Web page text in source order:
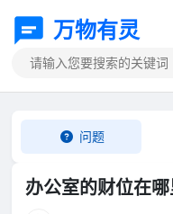
万物有灵
问题
办公室的财位在哪